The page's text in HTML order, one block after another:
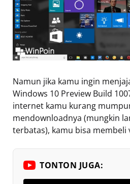
Namun jika kamu ingin
Windows 10 Preview Build
internet kamu kurang
mendownloadnya (mungkin
terbatas), kamu bisa membeli
TONTON JUGA: